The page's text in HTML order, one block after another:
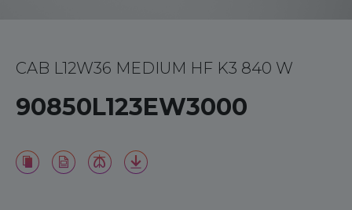
CAB L12W36 MEDIUM HF K3 840 W
90850L123EW3000